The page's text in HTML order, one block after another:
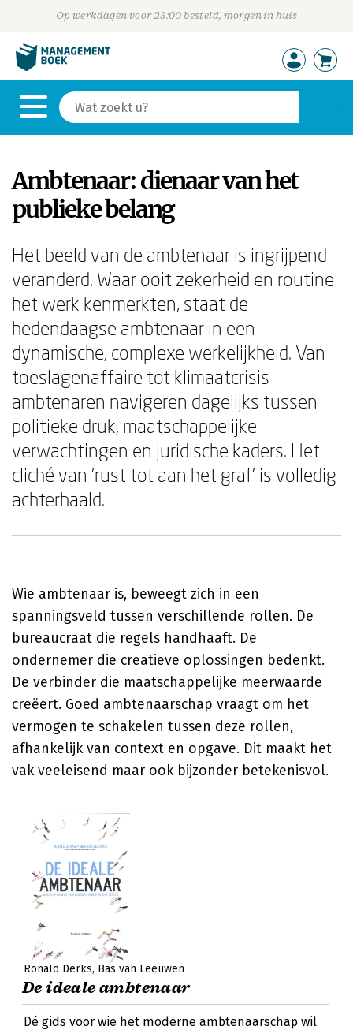
Op werkdagen voor 23:00 besteld, morgen in huis
Ambtenaar: dienaar van het
publieke belang
Het beeld van de ambtenaar is ingrijpend
veranderd. Waar ooit zekerheid en routine
het werk kenmerkten, staat de
hedendaagse ambtenaar in een
dynamische, complexe werkelijkheid. Van
toeslagenaffaire tot klimaatcrisis –
ambtenaren navigeren dagelijks tussen
politieke druk, maatschappelijke
verwachtingen en juridische kaders. Het
cliché van 'rust tot aan het graf' is volledig
achterhaald.
Wie ambtenaar is, beweegt zich in een
spanningsveld tussen verschillende rollen. De
bureaucraat die regels handhaaft. De
ondernemer die creatieve oplossingen bedenkt.
De verbinder die maatschappelijke meerwaarde
creëert. Goed ambtenaarschap vraagt om het
vermogen te schakelen tussen deze rollen,
afhankelijk van context en opgave. Dit maakt het
vak veeleisend maar ook bijzonder betekenisvol.
Ronald Derks Bas van Leeuwen
De ideale ambtenaar
Dé gids voor wie het moderne ambtenaarschap wil